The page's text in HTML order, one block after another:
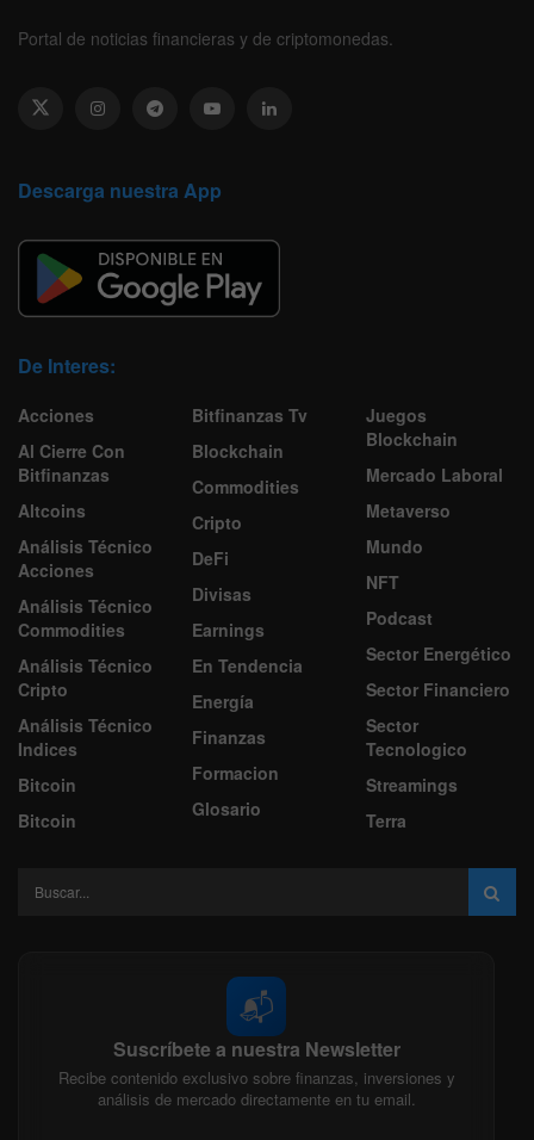
Portal de noticias financieras y de criptomonedas.
Descarga nuestra App
De Interes:
Acciones
Al Cierre Con
Bitfinanzas
Altcoins
Análisis Técnico
Acciones
Análisis Técnico
Commodities
Análisis Técnico
Cripto
Análisis Técnico
Indices
Bitcoin
Bitcoin
Bitfinanzas Tv
Blockchain
Commodities
Cripto
DeFi
Divisas
Earnings
En Tendencia
Energía
Finanzas
Formacion
Glosario
Juegos
Blockchain
Mercado Laboral
Metaverso
Mundo
NFT
Podcast
Sector Energético
Sector Financiero
Sector
Tecnologico
Streamings
Terra
📬
Suscríbete a nuestra Newsletter
Recibe contenido exclusivo sobre finanzas, inversiones y
análisis de mercado directamente en tu email.